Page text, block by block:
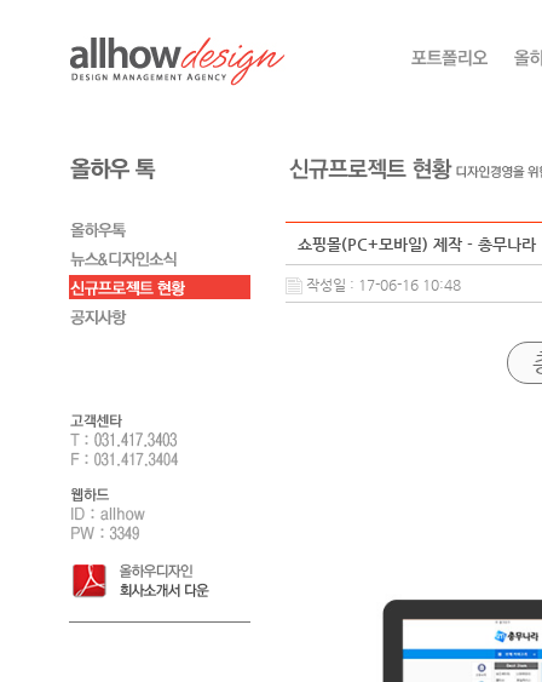
쇼핑몰(PC+모바일) 제작 - 총무나라
작성일 : 17-06-16 10:48